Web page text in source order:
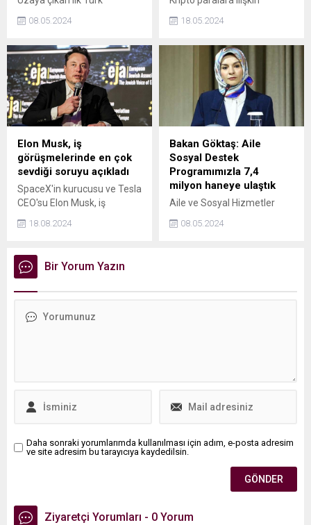
astronot Alper Gezeravcı,
Müdürlüğünün
organizasyonunda
öğrencilerle buluştu. Uzayda
yaşadığı deneyimleri
öğrencilere aktaran
Gezeravcı, yoğun ilgi gördü.
08.05.2024
teklifi, bu alandaki dünya
incelenmesinin ardından
hazırlandı. Üzerinde uzun
süredir çalışılan teklif, kripto
varlıklara, kripto varlık
hizmet sağlayıcılarına ilişkin
hükümlerin yanı sıra
müşterilerin risklere karşı
korunmasına yönelik
düzenlemeler içeriyor. İşte
kripto varlıklara ilişkin kanun
teklifiyle ilgili merak edilen
10 soru ve yanıtları...
18.05.2024
Elon Musk, iş
görüşmelerinde en çok
sevdiği soruyu açıkladı
SpaceX'in kurucusu ve Tesla
CEO'su Elon Musk, iş
söyleyenleri tespit etmeye
test ettiği favori sorusunu
açıkladı.
18.08.2024
Bakan Göktaş: Aile
Sosyal Destek
Programımızla 7,4
milyon haneye ulaştık
Aile ve Sosyal Hizmetler
Göktaş, Ayrıca aile içi
08.05.2024
Bir Yorum Yazın
Daha sonraki yorumlarımda kullanılması için adım, e-posta adresim
ve site adresim bu tarayıcıya kaydedilsin.
Ziyaretçi Yorumları - 0 Yorum